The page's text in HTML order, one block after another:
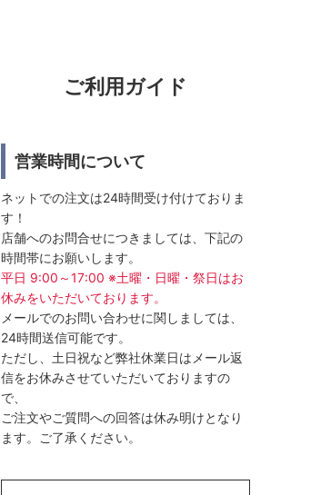
ご利用ガイド
営業時間について
ネットでの注文は24時間受け付けておりま
す！
店舗へのお問合せにつきましては、下記の
時間帯にお願いします。
平日 9:00～17:00 ※土曜・日曜・祭日はお
休みをいただいております。
メールでのお問い合わせに関しましては、
24時間送信可能です。
ただし、土日祝など弊社休業日はメール返
信をお休みさせていただいておりますの
で、
ご注文やご質問への回答は休み明けとなり
ます。ご了承ください。